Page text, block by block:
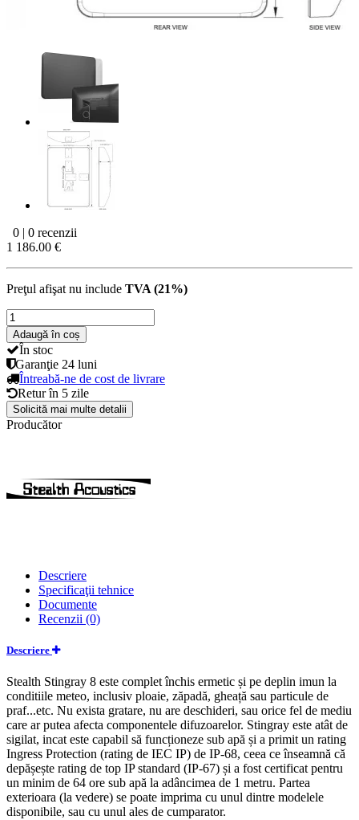
0 | 0 recenzii
1 186.00 €
Preţul afişat nu include TVA (21%)
Adaugă în coș
În stoc
Garanţie 24 luni
Întreabă-ne de cost de livrare
Retur în 5 zile
Solicită mai multe detalii
Producător
Descriere
Specificaţii tehnice
Documente
Recenzii (0)
Descriere
Stealth Stingray 8 este complet închis ermetic și pe deplin imun la
conditiile meteo, inclusiv ploaie, zăpadă, gheață sau particule de
praf...etc. Nu exista gratare, nu are deschideri, sau orice fel de mediu
care ar putea afecta componentele difuzoarelor. Stingray este atât de
sigilat, incat este capabil să funcționeze sub apă și a primit un rating
Ingress Protection (rating de IEC IP) de IP-68, ceea ce înseamnă că
depășește rating de top IP standard (IP-67) și a fost certificat pentru
un minim de 64 ore sub apă la adâncimea de 1 metru. Partea
exterioara (la vedere) se poate imprima cu unul dintre modelele
disponibile, sau cu unul ales de cumparator.